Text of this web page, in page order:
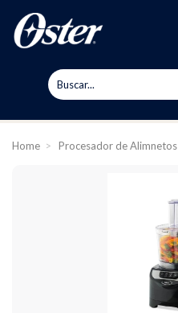
Home > Procesador de Alimnetos